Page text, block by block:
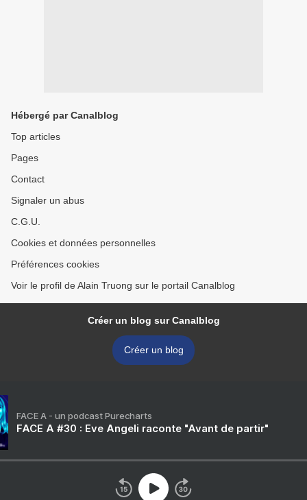
Hébergé par Canalblog
Top articles
Pages
Contact
Signaler un abus
C.G.U.
Cookies et données personnelles
Préférences cookies
Voir le profil de Alain Truong sur le portail Canalblog
Créer un blog sur Canalblog
Créer un blog
FACE A - un podcast Purecharts
FACE A #30 : Eve Angeli raconte "Avant de partir"